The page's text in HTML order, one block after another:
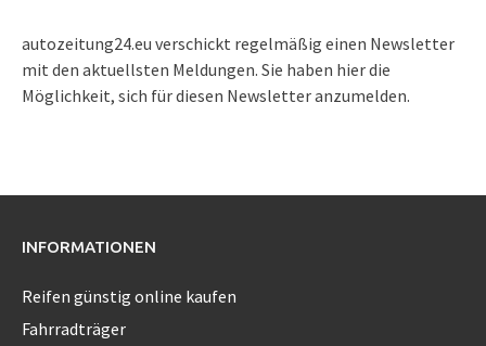
autozeitung24.eu verschickt regelmäßig einen Newsletter
mit den aktuellsten Meldungen. Sie haben hier die
Möglichkeit, sich für diesen Newsletter anzumelden.
INFORMATIONEN
Reifen günstig online kaufen
Fahrradträger